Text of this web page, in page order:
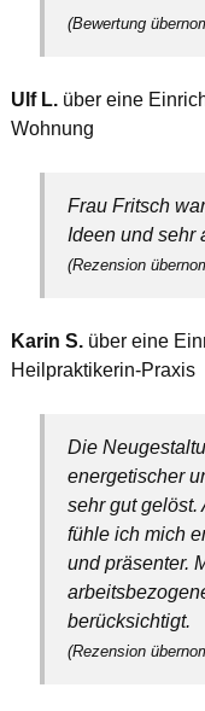
(Bewertung
Ulf L. über eine
Wohnung
Frau Fritsch
Ideen und sehr
(Rezension
Karin S. über eine
Heilpraktikerin-Praxis
Die
energetischer
sehr gut gelöst.
fühle ich mich
und präsenter.
berücksichtigt.
(Rezension